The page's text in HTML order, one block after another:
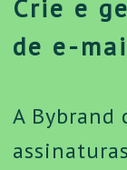
Crie e
de e-
A Bybrand